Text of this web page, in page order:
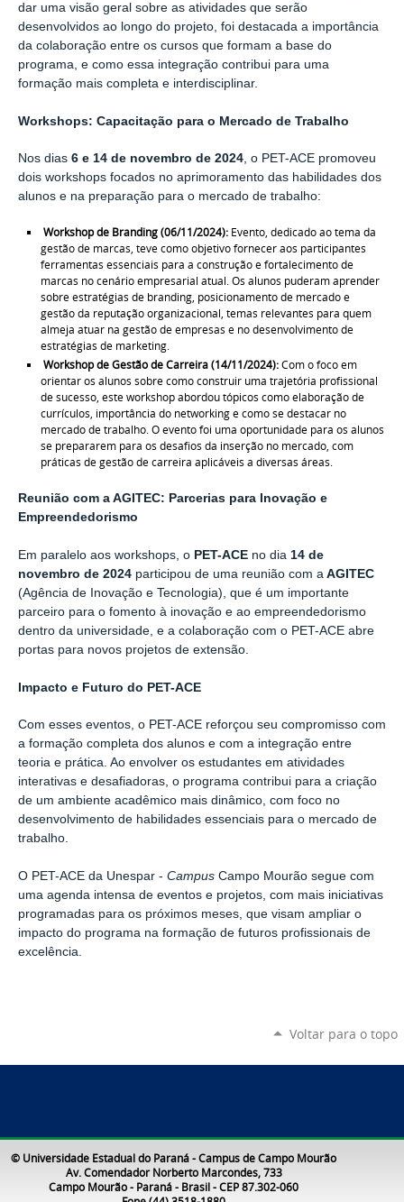
dar uma visão geral sobre as atividades que serão
desenvolvidos ao longo do projeto, foi destacada a importância
da colaboração entre os cursos que formam a base do
programa, e como essa integração contribui para uma
formação mais completa e interdisciplinar.
Workshops: Capacitação para o Mercado de Trabalho
Nos dias 6 e 14 de novembro de 2024, o PET-ACE promoveu
dois workshops focados no aprimoramento das habilidades dos
alunos e na preparação para o mercado de trabalho:
Workshop de Branding (06/11/2024):Evento, dedicado ao tema da
gestão de marcas, teve como objetivo fornecer aos participantes
ferramentas essenciais para a construção e fortalecimento de
marcas no cenário empresarial atual. Os alunos puderam aprender
sobre estratégias de branding, posicionamento de mercado e
gestão da reputação organizacional, temas relevantes para quem
almeja atuar na gestão de empresas e no desenvolvimento de
estratégias de marketing.
Workshop de Gestão de Carreira (14/11/2024):Com o foco em
orientar os alunos sobre como construir uma trajetória profissional
de sucesso, este workshop abordou tópicos como elaboração de
currículos, importância do networking e como se destacar no
mercado de trabalho. O evento foi uma oportunidade para os alunos
se prepararem para os desafios da inserção no mercado, com
práticas de gestão de carreira aplicáveis a diversas áreas.
Reunião com a AGITEC: Parcerias para Inovação e
Empreendedorismo
Em paralelo aos workshops, o PET-ACE no dia 14 de
novembro de 2024 participou de uma reunião com a AGITEC
(Agência de Inovação e Tecnologia), que é um importante
parceiro para o fomento à inovação e ao empreendedorismo
dentro da universidade, e a colaboração com o PET-ACE abre
portas para novos projetos de extensão.
Impacto e Futuro do PET-ACE
Com esses eventos, o PET-ACE reforçou seu compromisso com
a formação completa dos alunos e com a integração entre
teoria e prática. Ao envolver os estudantes em atividades
interativas e desafiadoras, o programa contribui para a criação
de um ambiente acadêmico mais dinâmico, com foco no
desenvolvimento de habilidades essenciais para o mercado de
trabalho.
O PET-ACE da Unespar - Campus Campo Mourão segue com
uma agenda intensa de eventos e projetos, com mais iniciativas
programadas para os próximos meses, que visam ampliar o
impacto do programa na formação de futuros profissionais de
excelência.
Voltar para o topo
© Universidade Estadual do Paraná - Campus de Campo Mourão
Av. Comendador Norberto Marcondes, 733
Campo Mourão - Paraná - Brasil - CEP 87.302-060